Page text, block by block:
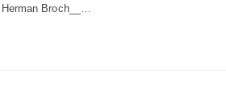
Broch__…